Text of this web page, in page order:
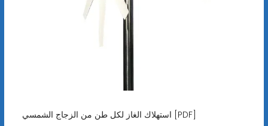
استهلاك الغاز لكل طن من الزجاج الشمسي [PDF]